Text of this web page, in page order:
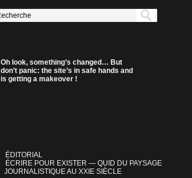
Oh look, something’s changed… But
don’t panic: the site’s in safe hands and
is getting a makeover !
ÉDITORIAL
ÉCRIRE POUR EXISTER — QUID DU PAYSAGE
JOURNALISTIQUE AU XXIE SIÈCLE